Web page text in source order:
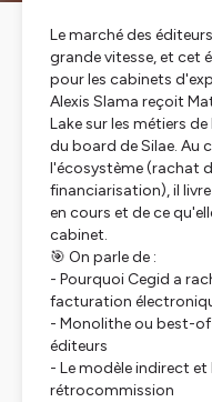
Le marché des
grande vitesse, et cet
pour les cabinets
Alexis Slama reçoit
Lake sur les métiers
du board de Silae. Au
l'écosystème (rachat
financiarisation), il
en cours et de ce
cabinet.
🎯 On parle de :
- Pourquoi Cegid a
facturation
- Monolithe ou best-
éditeurs
- Le modèle indirect
rétrocommission